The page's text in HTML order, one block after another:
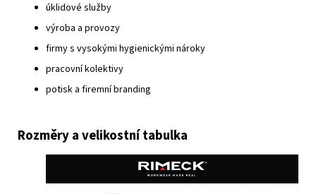
úklidové služby
výroba a provozy
firmy s vysokými hygienickými nároky
pracovní kolektivy
potisk a firemní branding
Rozměry a velikostní tabulka